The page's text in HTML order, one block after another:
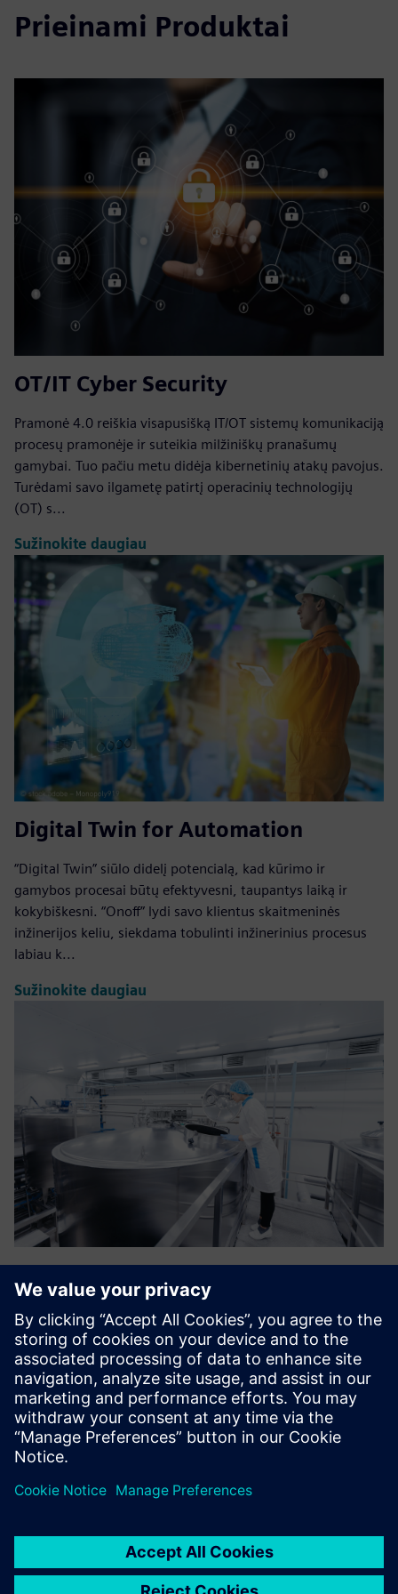
Prieinami Produktai
OT/IT Cyber Security
Pramonė 4.0 reiškia visapusišką IT/OT sistemų komunikaciją
procesų pramonėje ir suteikia milžiniškų pranašumų
gamybai. Tuo pačiu metu didėja kibernetinių atakų pavojus.
Turėdami savo ilgametę patirtį operacinių technologijų
(OT) s...
Sužinokite daugiau
Digital Twin for Automation
“Digital Twin” siūlo didelį potencialą, kad kūrimo ir
gamybos procesai būtų efektyvesni, taupantys laiką ir
kokybiškesni. “Onoff” lydi savo klientus skaitmeninės
inžinerijos keliu, siekdama tobulinti inžinerinius procesus
labiau k...
Sužinokite daugiau
Process control and batch
Mes palaikome savo klientus planuojant, projektuojant,
paleidžiant, kvalifikuojant ir prižiūrint SIEMENS procesų
valdymo sistemas, taip pat diegiame receptais pagrįstas
sistemas pagal ISA S-88 (IEC 61512). Mūsų tikslas yra
suteikt...
Sužinokite daugiau